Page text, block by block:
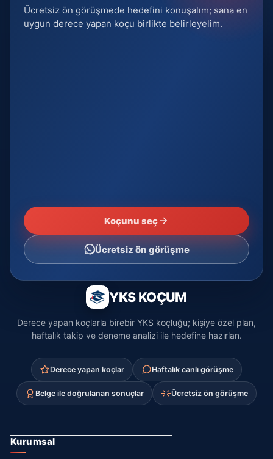
Ücretsiz ön görüşmede hedefini konuşalım; sana en
uygun derece yapan koçu birlikte belirleyelim.
Koçunu seç
Ücretsiz ön görüşme
YKS KOÇUM
Derece yapan koçlarla birebir YKS koçluğu; kişiye özel plan,
haftalık takip ve deneme analizi ile hedefine hazırlan.
Derece yapan koçlar Haftalık canlı görüşme
Belge ile doğrulanan sonuçlar Ücretsiz ön görüşme
Kurumsal